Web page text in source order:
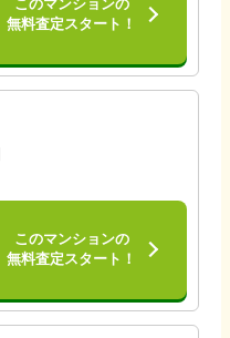
このマンションの
無料査定スタート！
このマンションの
無料査定スタート！